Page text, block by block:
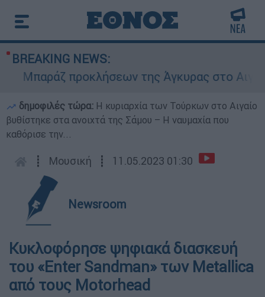
BREAKING NEWS:
Μπαράζ προκλήσεων της Άγκυρας στο Αιγαίο:
δημοφιλές τώρα: Η κυριαρχία των Τούρκων στο Αιγαίο
βυθίστηκε στα ανοιχτά της Σάμου – Η ναυμαχία που
καθόρισε την...
┋ Μουσική ┋ 11.05.2023 01:30
Newsroom
Κυκλοφόρησε ψηφιακά διασκευή
του «Enter Sandman» των Metallica
από τους Motorhead